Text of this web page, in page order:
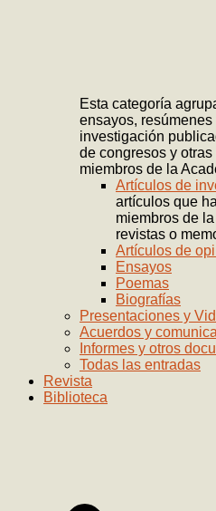
Esta categoría
ensayos,
investigación
de congresos y
miembros de la
Artículos de
artículos que
miembros de
revistas o
Artículos de
Ensayos
Poemas
Biografías
Presentaciones y
Acuerdos y
Informes y otros
Todas las entradas
Revista
Biblioteca